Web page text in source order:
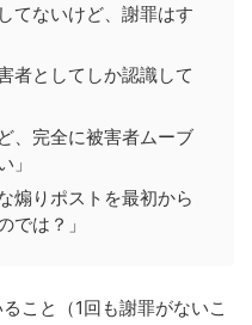
てないけど、謝罪はす
者としてしか認識して
、完全に被害者ムーブ
」
煽りポストを最初から
では？」
こと（1回も謝罪がないこ